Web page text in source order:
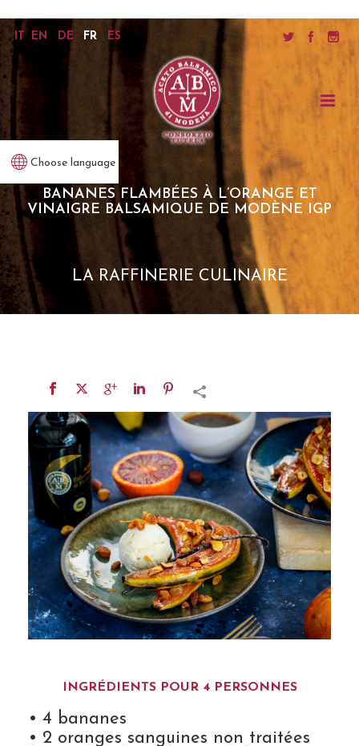
Choose language
BANANES FLAMBÉES À L’ORANGE ET
VINAIGRE BALSAMIQUE DE MODÈNE IGP
LA RAFFINERIE CULINAIRE
IT EN DE FR ES
INGRÉDIENTS POUR 4 PERSONNES
• 4 bananes
• 2 oranges sanguines non traitées